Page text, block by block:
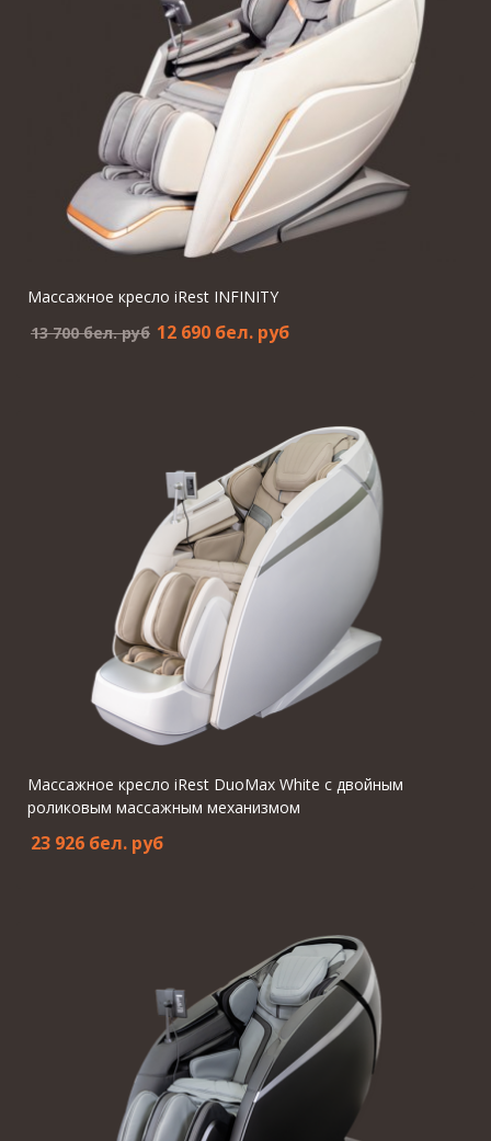
Массажное кресло iRest INFINITY
13 700 бел. pуб 12 690 бел. pуб
Массажное кресло iRest DuoMax White с двойным
роликовым массажным механизмом
23 926 бел. pуб